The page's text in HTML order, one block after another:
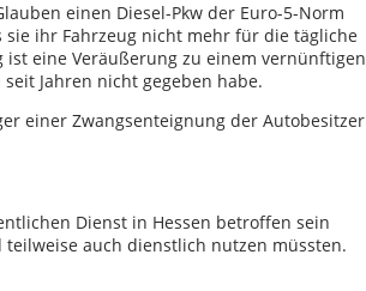
einen Diesel-Pkw der Euro-5-Norm
ihr Fahrzeug nicht mehr für die tägliche
eine Veräußerung zu einem vernünftigen
Jahren nicht gegeben habe.
einer Zwangsenteignung der Autobesitzer
Dienst in Hessen betroffen sein
auch dienstlich nutzen müssten.